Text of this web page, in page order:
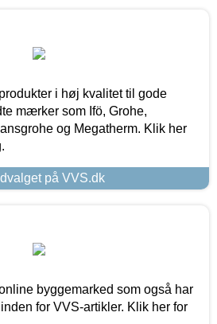
i høj kvalitet til gode
mærker som Ifö, Grohe,
og Megatherm. Klik her
på VVS.dk
byggemarked som også har
for VVS-artikler. Klik her for